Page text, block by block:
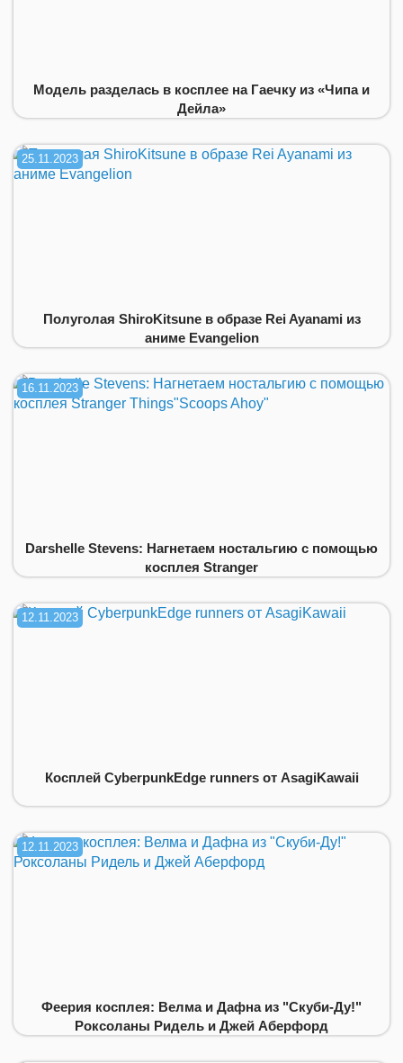
Модель разделась в косплее на Гаечку из «Чипа и
Дейла»
25.11.2023
Полуголая ShiroKitsune в образе Rei Ayanami из
аниме Evangelion
16.11.2023
Darshelle Stevens: Нагнетаем ностальгию с помощью
косплея Stranger
12.11.2023
Косплей CyberpunkEdge runners от AsagiKawaii
12.11.2023
Феерия косплея: Велма и Дафна из "Скуби-Ду!"
Роксоланы Ридель и Джей Аберфорд